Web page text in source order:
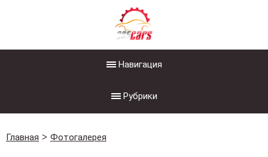
Навигация
Рубрики
Главная Фотогалерея